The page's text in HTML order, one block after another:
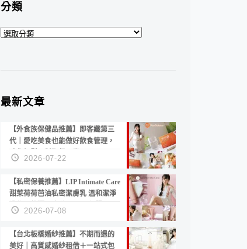
分類
分
最新文章
【外食族保健品推薦】即客纖第三
代｜愛吃美食也能做好飲食管理，
陪你輕鬆面對聚餐日常！
2026-07-22
【私密保養推薦】LIP Intimate Care
甜菜荷荷芭油私密潔膚乳 溫和潔淨
洗後不乾澀 不起泡反而更舒服！
2026-07-08
【台北板橋婚紗推薦】不期而遇的
美好｜高質感婚紗租借＋一站式包